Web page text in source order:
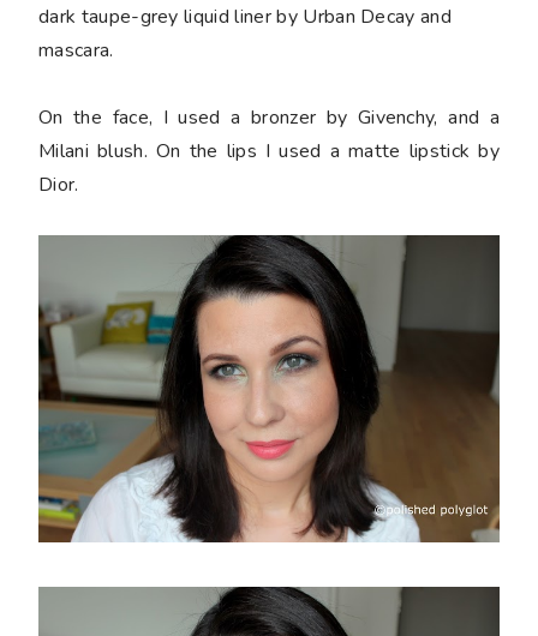
dark taupe-grey liquid liner by Urban Decay and
mascara.
On the face, I used a bronzer by Givenchy, and a
Milani blush. On the lips I used a matte lipstick by
Dior.